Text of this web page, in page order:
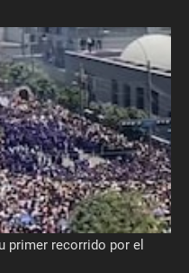
primer recorrido por el